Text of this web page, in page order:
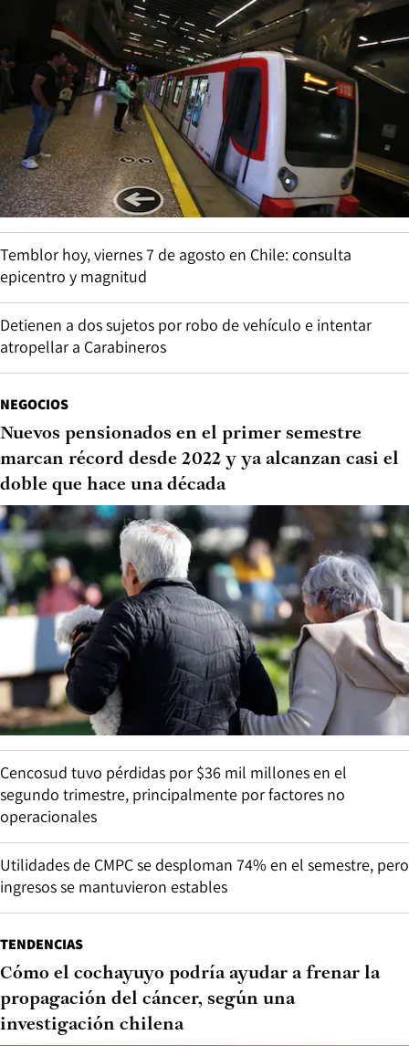
Temblor hoy, viernes 7 de agosto en Chile: consulta
epicentro y magnitud
Detienen a dos sujetos por robo de vehículo e intentar
atropellar a Carabineros
NEGOCIOS
Nuevos pensionados en el primer semestre
marcan récord desde 2022 y ya alcanzan casi el
doble que hace una década
Cencosud tuvo pérdidas por $36 mil millones en el
segundo trimestre, principalmente por factores no
operacionales
Utilidades de CMPC se desploman 74% en el semestre, pero
ingresos se mantuvieron estables
TENDENCIAS
Cómo el cochayuyo podría ayudar a frenar la
propagación del cáncer, según una
investigación chilena